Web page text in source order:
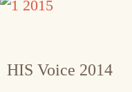
HIS Voice 2014